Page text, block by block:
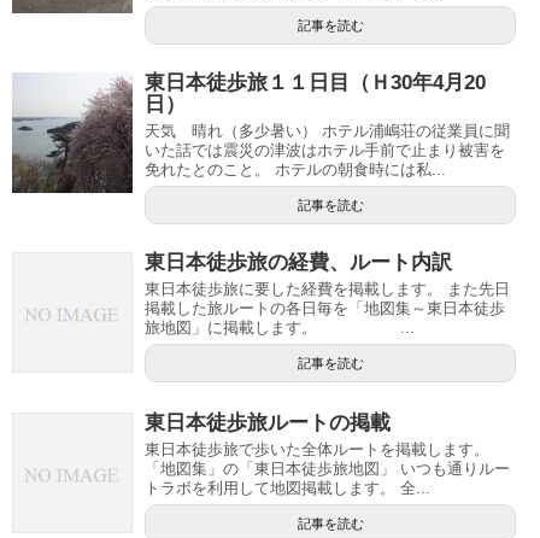
記事を読む
東日本徒歩旅１１日目（Ｈ30年4月20
日）
天気 晴れ（多少暑い） ホテル浦嶋荘の従業員に聞
いた話では震災の津波はホテル手前で止まり被害を
免れたとのこと。 ホテルの朝食時には私...
記事を読む
東日本徒歩旅の経費、ルート内訳
東日本徒歩旅に要した経費を掲載します。 また先日
掲載した旅ルートの各日毎を「地図集～東日本徒歩
旅地図」に掲載します。 ...
記事を読む
東日本徒歩旅ルートの掲載
東日本徒歩旅で歩いた全体ルートを掲載します。
「地図集」の「東日本徒歩旅地図」 いつも通りルー
トラボを利用して地図掲載します。 全...
記事を読む